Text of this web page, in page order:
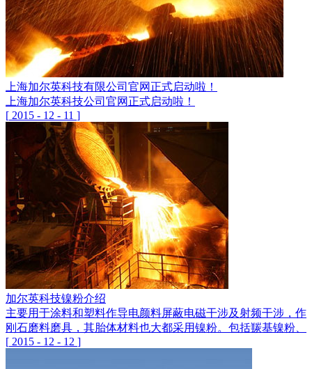
上海加尔英科技有限公司官网正式启动啦！
上海加尔英科技公司官网正式启动啦！
[ 2015 - 12 - 11 ]
加尔英科技镍粉介绍
主要用于涂料和塑料作导电颜料屏蔽电磁干涉及射频干涉，
刚石磨料磨具，其胎体材料也大都采用镍粉。包括羰基镍粉、
[ 2015 - 12 - 12 ]